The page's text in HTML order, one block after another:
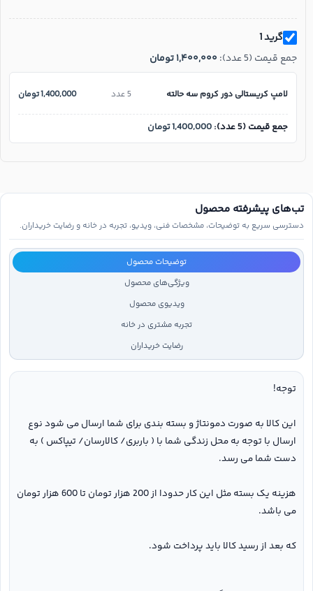
گرید 1
جمع قیمت (5 عدد):
۱,۴۰۰,۰۰۰تومان
لامپ کریستالی دور کروم سه حالته 5 عدد 1,400,000تومان
جمع قیمت (5 عدد): 1,400,000تومان
تب‌های پیشرفته محصول
دسترسی سریع به توضیحات، مشخصات فنی، ویدیو، تجربه در خانه و رضایت خریداران.
توضیحات محصول
ویژگی‌های محصول
ویدیوی محصول
تجربه مشتری در خانه
رضایت خریداران
توجه!
این کالا به صورت دمونتاژ و بسته بندی برای شما ارسال می شود نوع
ارسال با توجه به محل زندگی شما با ( باربری/ کالارسان/ تیپاکس ) به
دست شما می رسد.
هزینه یک بسته مثل این کار حدودا از 200 هزار تومان تا 600 هزار تومان
می باشد.
که بعد از رسید کالا باید پرداخت شود.